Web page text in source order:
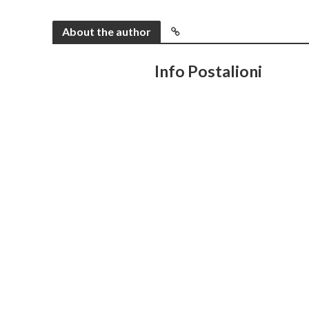
About the author
Info Postalioni